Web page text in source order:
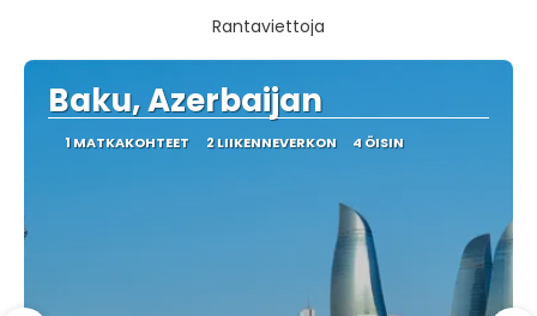
Rantaviettoja
Baku, Azerbaijan
1 MATKAKOHTEET 2 LIIKENNEVERKON 4 ÖISIN